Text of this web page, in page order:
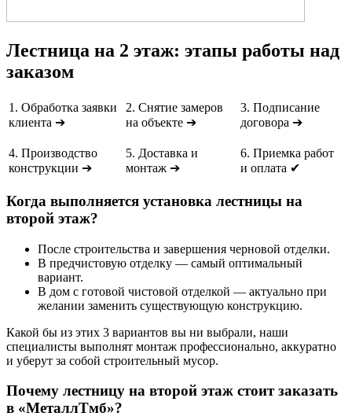
Лестница на 2 этаж: этапы работы над
заказом
1. Обработка заявки
клиента ➔
2. Снятие замеров
на объекте ➔
3. Подписание
договора ➔
4. Производство
конструкции ➔
5. Доставка и
монтаж ➔
6. Приемка работ
и оплата ✔
Когда выполняется установка лестницы на
второй этаж?
После строительства и завершения черновой отделки.
В предчистовую отделку — самый оптимальный
вариант.
В дом с готовой чистовой отделкой — актуально при
желании заменить существующую конструкцию.
Какой бы из этих 3 вариантов вы ни выбрали, наши
специалисты выполнят монтаж профессионально, аккуратно
и уберут за собой строительный мусор.
Почему лестницу на второй этаж стоит заказать
в «МеталлТмб»?